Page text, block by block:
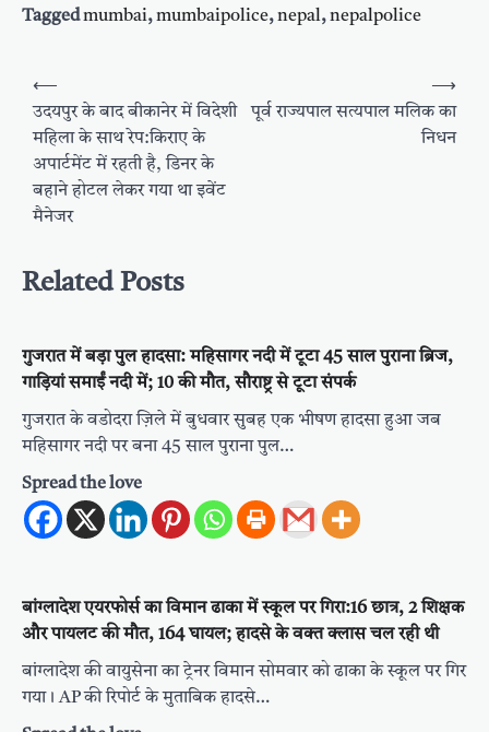
Taggedmumbai,mumbaipolice,nepal,nepalpolice
Post
navigation
⟵
उदयपुर के बाद बीकानेर में विदेशी
महिला के साथ रेप:किराए के
अपार्टमेंट में रहती है, डिनर के
बहाने होटल लेकर गया था इवेंट
मैनेजर
पूर्व राज्यपाल सत्यपाल मलिक का
निधन
⟶
Related Posts
गुजरात में बड़ा पुल हादसा: महिसागर नदी में टूटा 45 साल पुराना ब्रिज,
गाड़ियां समाईं नदी में; 10 की मौत, सौराष्ट्र से टूटा संपर्क
गुजरात के वडोदरा ज़िले में बुधवार सुबह एक भीषण हादसा हुआ जब
महिसागर नदी पर बना 45 साल पुराना पुल…
Spread the love
बांग्लादेश एयरफोर्स का विमान ढाका में स्कूल पर गिरा:16 छात्र, 2 शिक्षक
और पायलट की मौत, 164 घायल; हादसे के वक्त क्लास चल रही थी
बांग्लादेश की वायुसेना का ट्रेनर विमान सोमवार को ढाका के स्कूल पर गिर
गया। AP की रिपोर्ट के मुताबिक हादसे…